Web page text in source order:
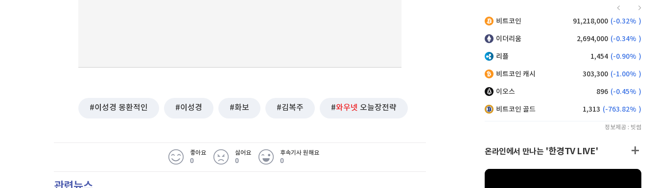
이성경 몽환적인 이성경 화보 김복주 와우넷 오늘장전략
좋아요
0
싫어요
0
후속기사 원해요
0
비트코인 91,218,000 (-0.32% )
이더리움 2,694,000 (-0.34% )
리플 1,454 (-0.90% )
비트코인 캐시 303,300 (-1.00% )
이오스 896 (-0.45% )
비트코인 골드 1,313 (-763.82% )
정보제공 : 빗썸
온라인에서 만나는 '한경TV LIVE'